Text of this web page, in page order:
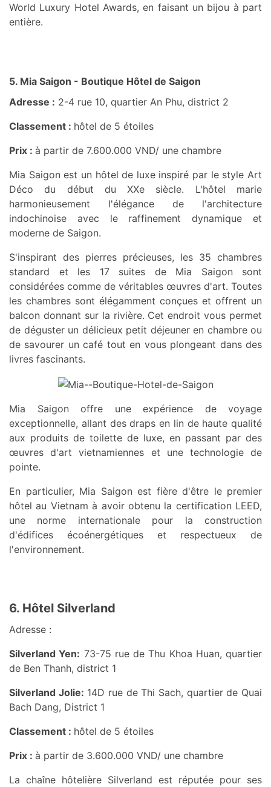
World Luxury Hotel Awards, en faisant un bijou à part
entière.
5. Mia Saigon - Boutique Hôtel de Saigon
Adresse : 2-4 rue 10, quartier An Phu, district 2
Classement : hôtel de 5 étoiles
Prix : à partir de 7.600.000 VND/ une chambre
Mia Saigon est un hôtel de luxe inspiré par le style Art
Déco du début du XXe siècle. L'hôtel marie
harmonieusement l'élégance de l'architecture
indochinoise avec le raffinement dynamique et
moderne de Saigon.
S'inspirant des pierres précieuses, les 35 chambres
standard et les 17 suites de Mia Saigon sont
considérées comme de véritables œuvres d'art. Toutes
les chambres sont élégamment conçues et offrent un
balcon donnant sur la rivière. Cet endroit vous permet
de déguster un délicieux petit déjeuner en chambre ou
de savourer un café tout en vous plongeant dans des
livres fascinants.
Mia Saigon offre une expérience de voyage
exceptionnelle, allant des draps en lin de haute qualité
aux produits de toilette de luxe, en passant par des
œuvres d'art vietnamiennes et une technologie de
pointe.
En particulier, Mia Saigon est fière d'être le premier
hôtel au Vietnam à avoir obtenu la certification LEED,
une norme internationale pour la construction
d'édifices écoénergétiques et respectueux de
l'environnement.
6. Hôtel Silverland
Adresse :
Silverland Yen: 73-75 rue de Thu Khoa Huan, quartier
de Ben Thanh, district 1
Silverland Jolie: 14D rue de Thi Sach, quartier de Quai
Bach Dang, District 1
Classement : hôtel de 5 étoiles
Prix : à partir de 3.600.000 VND/ une chambre
La chaîne hôtelière Silverland est réputée pour ses